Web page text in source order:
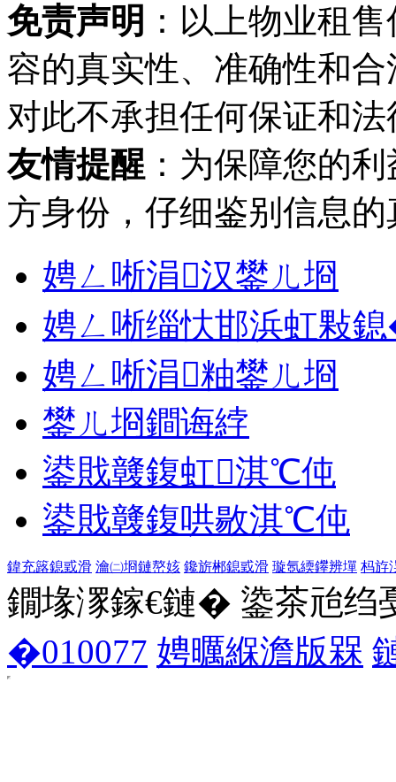
免责声明 ：以上物业租
容的真实性、准确性和
对此不承担任何保证和
友情提醒 ：为保障您的
方身份，仔细鉴别信息
娉ㄥ唽涓汉鐢ㄦ埛
娉ㄥ唽缁忕邯浜虹敤
娉ㄥ唽涓粙鐢ㄦ埛
鐢ㄦ埛鐧诲綍
鍙戝竷鍑虹淇℃伅
鍙戝竷鍑哄敭淇℃伅
鍏充簬鎴戜滑 瀹㈡埛鏈嶅姟 鑱旂郴鎴戜滑 璇氬緛鑻辨墠 杩斿
鐗堟潈鎵€鏈� 鍌茶兘绉
�010077 娉曞緥澹版槑